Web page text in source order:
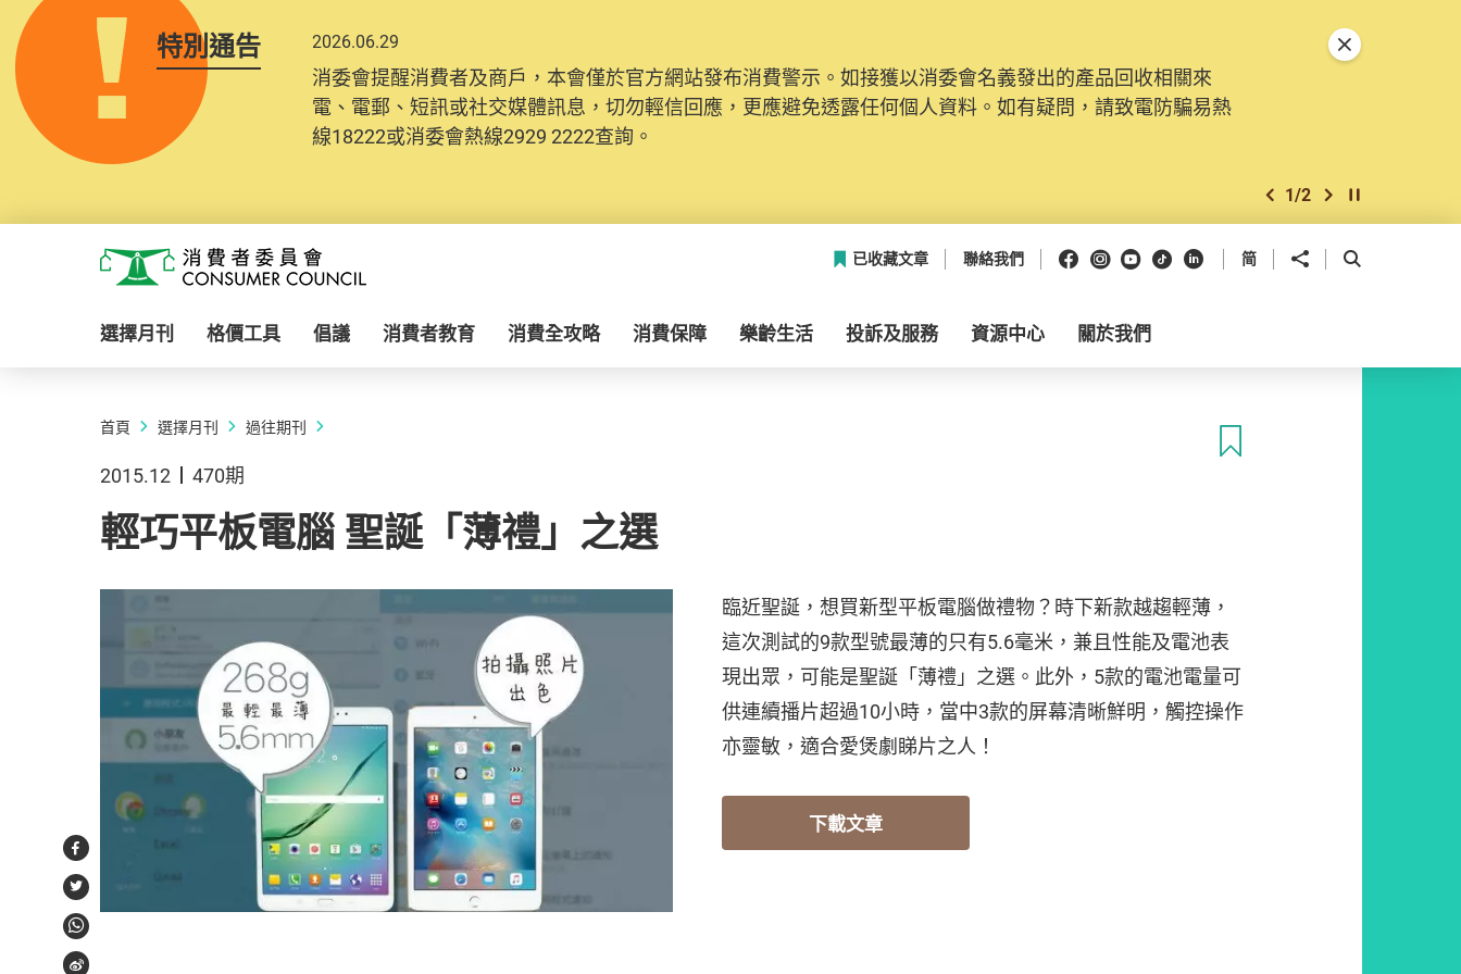
特別通告 2026.06.29
消委會提醒消費者及商戶，本會僅於官方網站發布消費警示。如接獲以消委會名義發出的產品回收相關來
電、電郵、短訊或社交媒體訊息，切勿輕信回應，更應避免透露任何個人資料。如有疑問，請致電防騙易熱
線18222或消委會熱線2929 2222查詢。
上一個
1/2 下一個開始/暫停幻燈
關閉特別通告
消費者委員會
已收藏文章 聯絡我們 Facebook
Instagram
Youtube
抖音領英 简 分享到 開啟搜尋框
選擇月刊 格價工具 倡議 消費者教育 消費全攻略 消費保障 樂齡生活 投訴及服務 資源中心 關於我們
首頁 選擇月刊 過往期刊
2015.12 470期
輕巧平板電腦 聖誕「薄禮」之選
臨近聖誕，想買新型平板電腦做禮物？時下新款越趨輕薄，
這次測試的9款型號最薄的只有5.6毫米，兼且性能及電池表
現出眾，可能是聖誕「薄禮」之選。此外，5款的電池電量可
供連續播片超過10小時，當中3款的屏幕清晰鮮明，觸控操作
亦靈敏，適合愛煲劇睇片之人！
下載文章
Facebook
Twitter
WhatsApp